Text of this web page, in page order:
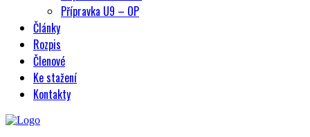
Přípravka U9 – OP
Články
Rozpis
Členové
Ke stažení
Kontakty